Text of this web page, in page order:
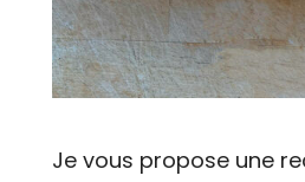
Je vous propose une